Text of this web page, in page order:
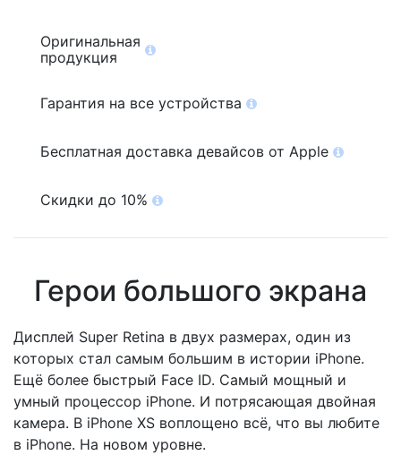
Оригинальная
продукция
Гарантия на все устройства
Бесплатная доставка девайсов от Apple
Скидки до 10%
Герои большого экрана
Дисплей Super Retina в двух размерах, один из
которых стал самым большим в истории iPhone.
Ещё более быстрый Face ID. Самый мощный и
умный процессор iPhone. И потрясающая двойная
камера. В iPhone XS воплощено всё, что вы любите
в iPhone. На новом уровне.